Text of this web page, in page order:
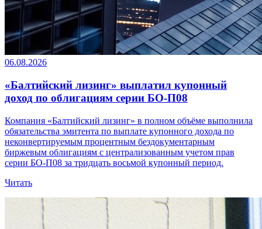
06.08.2026
«Балтийский лизинг» выплатил купонный
доход по облигациям серии БО-П08
Компания «Балтийский лизинг» в полном объёме выполнила
обязательства эмитента по выплате купонного дохода по
неконвертируемым процентным бездокументарным
биржевым облигациям с централизованным учетом прав
серии БО-П08 за тридцать восьмой купонный период.
Читать